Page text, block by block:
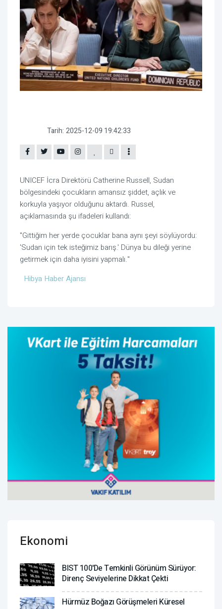
Tarih: 2025-12-09 19:42:33
UNICEF İcra Direktörü Catherine Russell, Sudan
bölgesindeki çocukların amansız şiddet, açlık ve
korkuyla yaşıyor olduğunu aktardı. Russel,
açıklamasında şu ifadeleri kullandı:
"Gittiğim her yerde çocuklar bana aynı şeyi söylüyordu:
'Sudan için tek isteğimiz barış.' Dünya bu dileği yerine
getirmek için daha iyisini yapmalı."
Hibya Haber Ajansı
Ekonomi
BIST 100'de Temkinli Görünüm Sürüyor:
Direnç Seviyelerine Dikkat Çekti
Hürmüz Boğazı Görüşmeleri Küresel